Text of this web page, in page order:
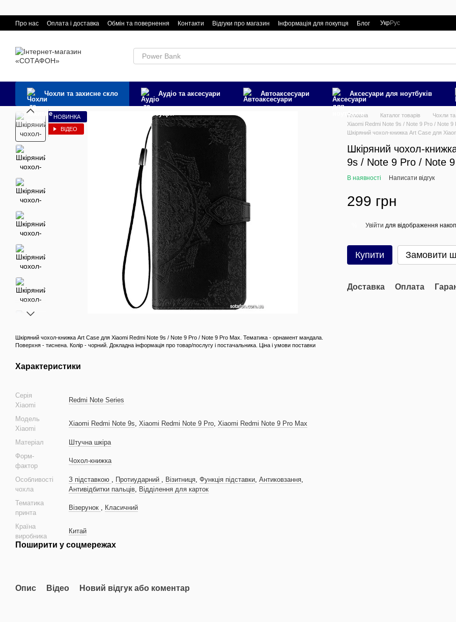
Про нас Оплата і доставка Обмін та повернення Контакти Відгуки про магазин Інформація для покупця Блог УкрРус
Чохли та захисне скло Аудіо та аксесуари Автоаксесуари Аксесуари для ноутбуків
НОВИНКА
ВІДЕО
Шкіряний чохол-книжка Art Case для Xiaomi Redmi Note 9s / Note 9 Pro / Note 9 Pro Max. Тематика - орнамент мандала.
Поверхня - тиснена. Колір - чорний. Докладна інформація про товар/послугу і постачальника. Ціна і умови поставки
Характеристики
Серія
Xiaomi
Redmi Note Series
Модель
Xiaomi
Xiaomi Redmi Note 9s Xiaomi Redmi Note 9 Pro Xiaomi Redmi Note 9 Pro Max
Матеріал
Штучна шкіра
Форм-
фактор
Чохол-книжка
Особливості
чохла
З підставкою Протиударний Візитниця Функція підставки Антиковзання
Антивідбитки пальців
Відділення для карток
Тематика
принта
Візерунок Класичний
Країна
виробника
Китай
Поширити у соцмережах
Головна Каталог товарів Чохли
Xiaomi Redmi Note 9s / Note 9 Pro / Note 9
Шкіряний чохол-книжка Art Case для
Шкіряний чохол-
9s / Note 9 Pro / Note
В наявності Написати відгук
299 грн
Увійти для відображення
Купити Замовити
Доставка Оплата
Опис Відео Новий відгук або коментар